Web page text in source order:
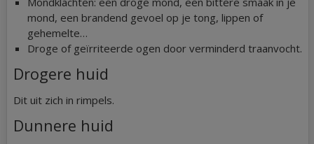
mond, een brandend gevoel op je tong, lippen of
gehemelte…
Droge of geïrriteerde ogen door verminderd traanvocht.
Drogere huid
Dit uit zich in rimpels.
Dunnere huid